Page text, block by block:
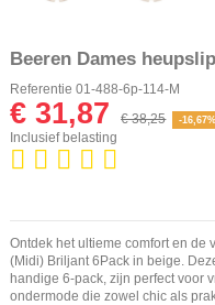
Beeren Dames
Referentie 01-488-6p-114-M
€ 31,87 € 38,25 -16,67%
Inclusief belasting
Ontdek het ultieme comfort en de
(Midi) Briljant 6Pack in beige.
handige 6-pack, zijn perfect voor
ondermode die zowel chic als